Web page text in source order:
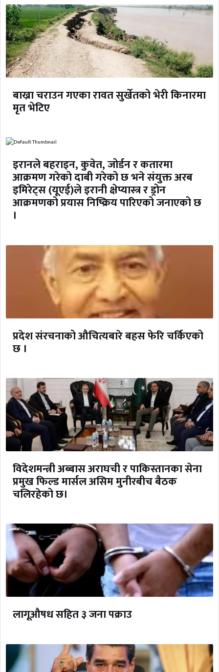
बाख्रा चराउन गएका रावत सुर्खेतको भेरी किनारमा
मृत भेटिए
इरानले बहराइन, कुवेत, जोर्डन र कतारमा
आक्रमण गरेको दाबी गरेको छ भने संयुक्त अरब
इमिरेट्स (यूएई)ले इरानी क्षेप्यास्त्र र ड्रोन
आक्रमणको प्रयास निष्क्रिय पारिएको जनाएको छ
।
प्रदेश संरचनाको औचित्यबारे बहस फेरि चर्किएको
छ ।
विदेशमन्त्री अब्बास अराघची र पाकिस्तानका सेना
प्रमुख फिल्ड मार्सल असिम मुनीरबीच बैठक
चलिरहेको छ।
लागूऔषध सहित ३ जना पक्राउ